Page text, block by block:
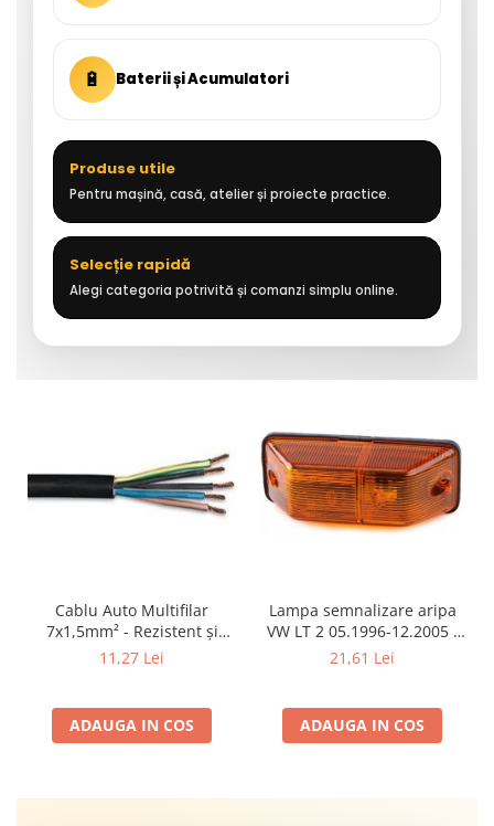
🔋 Baterii și Acumulatori
Produse utile
Pentru mașină, casă, atelier și proiecte practice.
Selecție rapidă
Alegi categoria potrivită și comanzi simplu online.
Cablu Auto Multifilar
7x1,5mm² - Rezistent și
Flexibil pentru Remorci 12V-
11,27 Lei
ADAUGA IN COS
Lampa semnalizare aripa
VW LT 2 05.1996-12.2005 ;
Mercedes Sprinter 1995-
Neoplan Euroliner,
Starliner,Centroliner,
21,61 Lei
ADAUGA IN COS